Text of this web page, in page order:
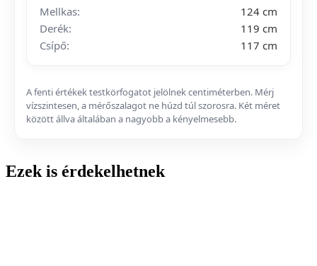
Mellkas:
124 cm
Derék:
119 cm
Csípő:
117 cm
A fenti értékek testkörfogatot jelölnek centiméterben. Mérj
vízszintesen, a mérőszalagot ne húzd túl szorosra. Két méret
között állva általában a nagyobb a kényelmesebb.
Ezek is érdekelhetnek